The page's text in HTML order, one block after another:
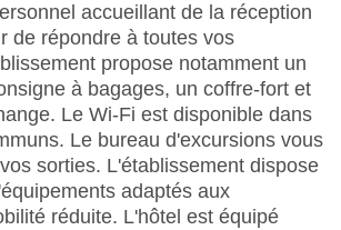
accueillant de la réception
de répondre à toutes vos
propose notamment un
à bagages, un coffre-fort et
Le Wi-Fi est disponible dans
Le bureau d'excursions vous
sorties. L'établissement dispose
adaptés aux
réduite. L'hôtel est équipé